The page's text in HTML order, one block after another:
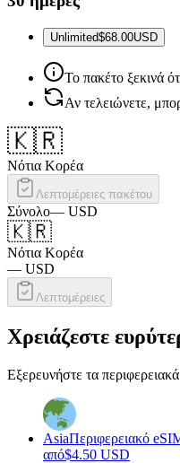
Unlimited$68.00USD
Το πακέτο ξεκινά
Αν τελειώνετε,
🇰🇷
Νότια Κορέα
Λεπτομέρειες πακέτου
Σύνολο— USD
🇰🇷
Νότια Κορέα
— USD
Λεπτομέρειες
Χρειάζεστε
Εξερευνήστε τα
AsiaΠεριφερειακό
από$4.50 USD